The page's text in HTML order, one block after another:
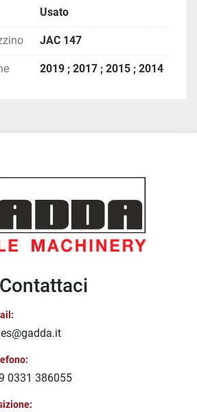
Usato
JAC 147
2019 ; 2017 ; 2015 ; 2014
Contattaci
0331 386055